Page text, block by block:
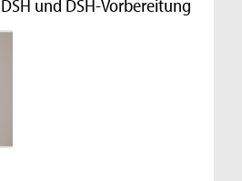
und DSH-Vorbereitung